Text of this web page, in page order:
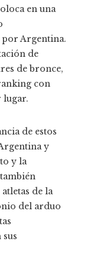
en una
Argentina.
de
de bronce,
con
lugar.
de estos
y
y la
de la
del arduo